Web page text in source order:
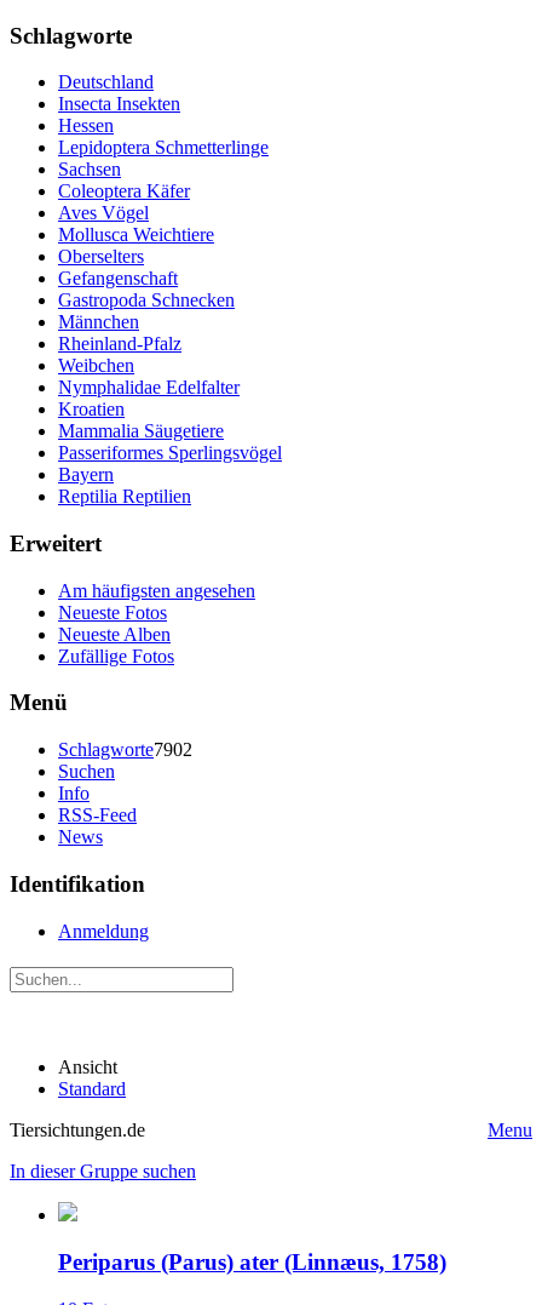
Schlagworte
Deutschland
Insecta Insekten
Hessen
Lepidoptera Schmetterlinge
Sachsen
Coleoptera Käfer
Aves Vögel
Mollusca Weichtiere
Oberselters
Gefangenschaft
Gastropoda Schnecken
Männchen
Rheinland-Pfalz
Weibchen
Nymphalidae Edelfalter
Kroatien
Mammalia Säugetiere
Passeriformes Sperlingsvögel
Bayern
Reptilia Reptilien
Erweitert
Am häufigsten angesehen
Neueste Fotos
Neueste Alben
Zufällige Fotos
Menü
Schlagworte7902
Suchen
Info
RSS-Feed
News
Identifikation
Anmeldung
Ansicht
Standard
Tiersichtungen.de
Menu
In dieser Gruppe suchen
Periparus (Parus) ater (Linnæus, 1758)